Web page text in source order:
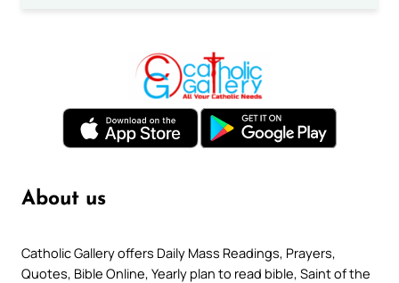
About us
Catholic Gallery offers Daily Mass Readings, Prayers,
Quotes, Bible Online, Yearly plan to read bible, Saint of the